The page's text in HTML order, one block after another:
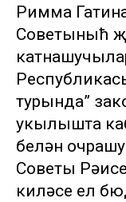
Римма
Советыныћ
турында”
укылышта
белән
Советы
киләсе ел